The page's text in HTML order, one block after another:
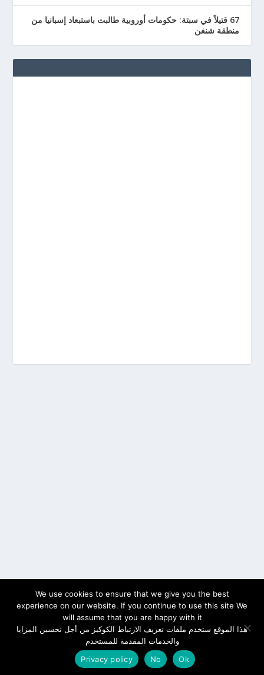
67 قتيلاً في سبتة: حكومات أوروبية طالبت باستبعاد إسبانيا من
منطقة شنغن
سياسة الخصوصية Cookies اتصل بنا
We use cookies to ensure that we give you the best
experience on our website. If you continue to use this site We
will assume that you are happy with it
هذا الموقع ستخدم ملفات تعريف الارتباط الكوكيز من أجل تحسين المزايا
والخدمات المقدمة للمستخدم
Ok
No
Privacy policy